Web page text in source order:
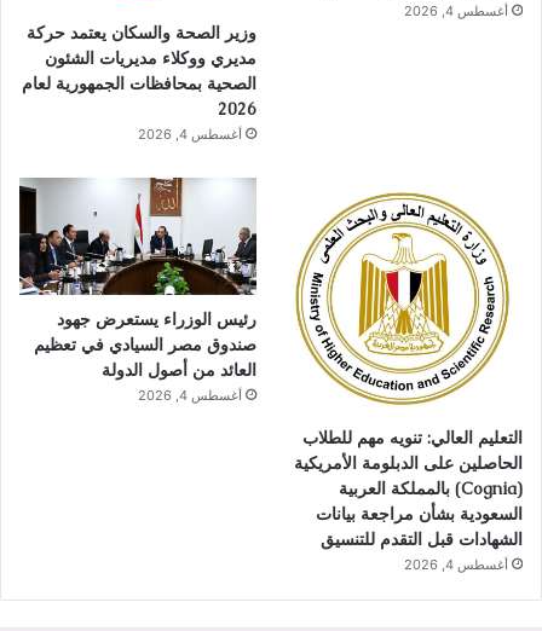
أغسطس 4, 2026
وزير الصحة والسكان يعتمد حركة
مديري ووكلاء مديريات الشئون
الصحية بمحافظات الجمهورية لعام
2026
أغسطس 4, 2026
التعليم العالي: تنويه مهم للطلاب
الحاصلين على الدبلومة الأمريكية
(Cognia) بالمملكة العربية
السعودية بشأن مراجعة بيانات
الشهادات قبل التقدم للتنسيق
أغسطس 4, 2026
رئيس الوزراء يستعرض جهود
صندوق مصر السيادي في تعظيم
العائد من أصول الدولة
أغسطس 4, 2026